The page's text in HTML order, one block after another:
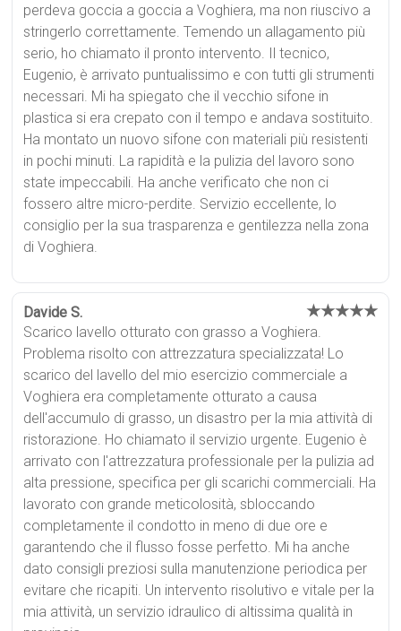
perdeva goccia a goccia a Voghiera, ma non riuscivo a
stringerlo correttamente. Temendo un allagamento più
serio, ho chiamato il pronto intervento. Il tecnico,
Eugenio, è arrivato puntualissimo e con tutti gli strumenti
necessari. Mi ha spiegato che il vecchio sifone in
plastica si era crepato con il tempo e andava sostituito.
Ha montato un nuovo sifone con materiali più resistenti
in pochi minuti. La rapidità e la pulizia del lavoro sono
state impeccabili. Ha anche verificato che non ci
fossero altre micro-perdite. Servizio eccellente, lo
consiglio per la sua trasparenza e gentilezza nella zona
di Voghiera.
Davide S. ★★★★★
Scarico lavello otturato con grasso a Voghiera.
Problema risolto con attrezzatura specializzata! Lo
scarico del lavello del mio esercizio commerciale a
Voghiera era completamente otturato a causa
dell'accumulo di grasso, un disastro per la mia attività di
ristorazione. Ho chiamato il servizio urgente. Eugenio è
arrivato con l'attrezzatura professionale per la pulizia ad
alta pressione, specifica per gli scarichi commerciali. Ha
lavorato con grande meticolosità, sbloccando
completamente il condotto in meno di due ore e
garantendo che il flusso fosse perfetto. Mi ha anche
dato consigli preziosi sulla manutenzione periodica per
evitare che ricapiti. Un intervento risolutivo e vitale per la
mia attività, un servizio idraulico di altissima qualità in